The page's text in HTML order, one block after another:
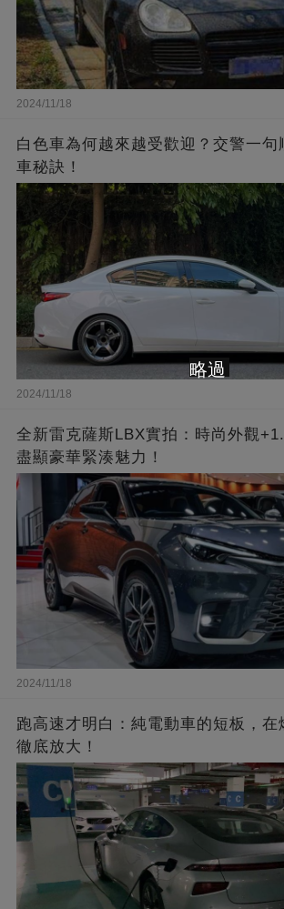
2024/11/18
白色車為何越來越受歡迎？交警一句
車秘訣！
2024/11/18
全新雷克薩斯LBX實拍：時尚外觀
盡顯豪華緊湊魅力！
2024/11/18
跑高速才明白：純電動車的短板，在
徹底放大！
略過